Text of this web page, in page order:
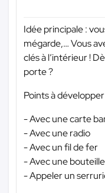
Idée principale :
mégarde,… Vous
clés à l’intérieur !
porte ?
Points à
- Avec une carte
- Avec une radio
- Avec un fil de fer
- Avec une
- Appeler un